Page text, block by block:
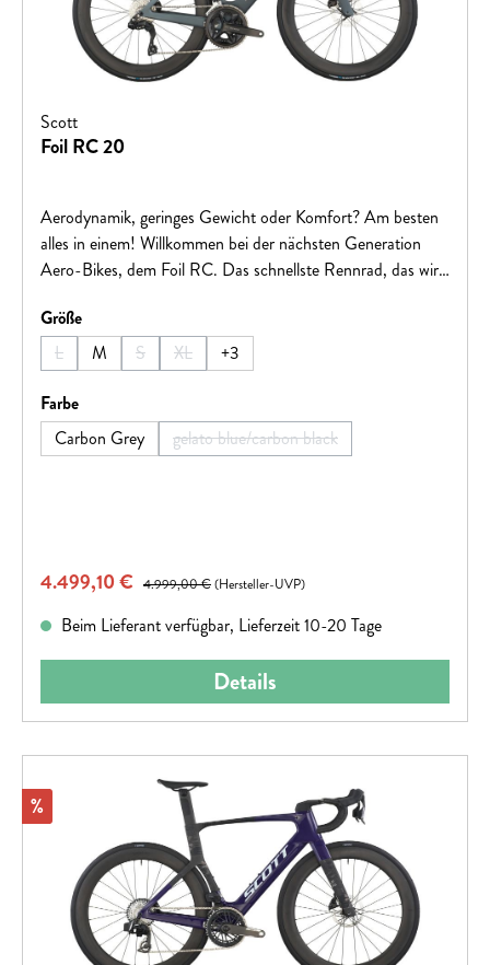
Scott
Foil RC 20
Aerodynamik, geringes Gewicht oder Komfort? Am besten
alles in einem! Willkommen bei der nächsten Generation
Aero-Bikes, dem Foil RC. Das schnellste Rennrad, das wir
WorldTour-Sprintern, die immer vorne mit dabei sind und
sich absetzen können, gerecht. Win Every Ride.Hinweis:
Fahrradspezifikationen können ohne vorherige Ankündigung
geändert werden.
Größeauswählen
L
(Diese Option ist zurzeit nicht verfügbar.)
M S
(Diese Option ist zurzeit nicht verfügbar.)
XL
(Diese Option ist zurzeit nicht verfügbar.)
+3
Farbeauswählen
Carbon Grey
gelato blue/carbon black
(Diese Option ist zurzeit nicht
Verkaufspreis:
4.499,10 € Regulärer Preis:
4.999,00 €(Hersteller-UVP)
Beim Lieferant verfügbar, Lieferzeit 10-20 Tage
Details
Rabatt
%